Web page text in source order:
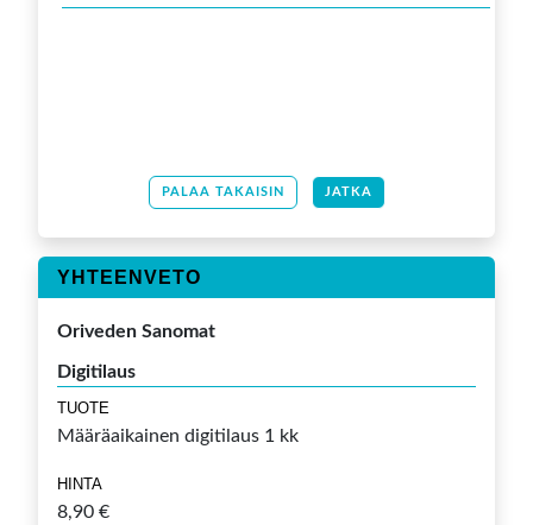
PALAA TAKAISIN JATKA
YHTEENVETO
Oriveden Sanomat
Digitilaus
TUOTE
Määräaikainen digitilaus 1 kk
HINTA
8,90 €